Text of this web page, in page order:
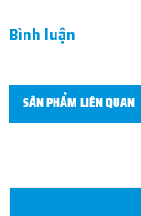
Bình luận
SẢN PHẨM LIÊN QUAN